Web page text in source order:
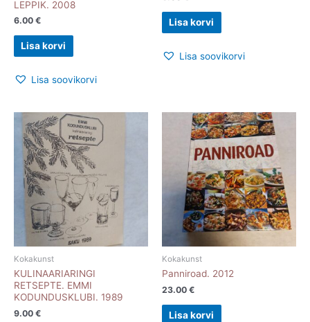
LEPPIK. 2008
6.00 €
Lisa korvi
Lisa soovikorvi
Lisa korvi
Lisa soovikorvi
Kokakunst
KULINAARIARINGI
RETSEPTE. EMMI
KODUNDUSKLUBI. 1989
9.00 €
Kokakunst
Panniroad. 2012
23.00 €
Lisa korvi